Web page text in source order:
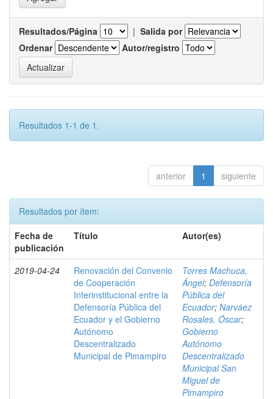
Resultados/Página | Salida por
Ordenar
Autor/registro
Resultados 1-1 de 1.
anterior 1 siguiente
Resultados por ítem:
Fecha de
publicación
Título Autor(es)
2019-04-24
Renovación del Convenio
de Cooperación
Interinstitucional entre la
Defensoría Pública del
Ecuador y el Gobierno
Autónomo
Descentralizado
Municipal de Pimampiro
Torres Machuca,
Ángel; Defensoría
Pública del
Ecuador; Narváez
Rosales, Óscar;
Gobierno
Autónomo
Descentralizado
Municipal San
Miguel de
Pimampiro